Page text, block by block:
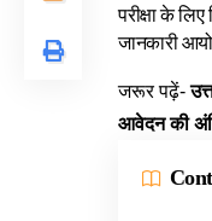
परीक्षा के
जानकारी
जरूर पढ़ें-
आवेदन की